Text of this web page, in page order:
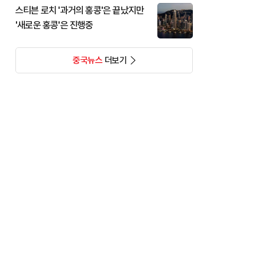
스티븐 로치 '과거의 홍콩'은 끝났지만
'새로운 홍콩'은 진행중
중국뉴스더보기